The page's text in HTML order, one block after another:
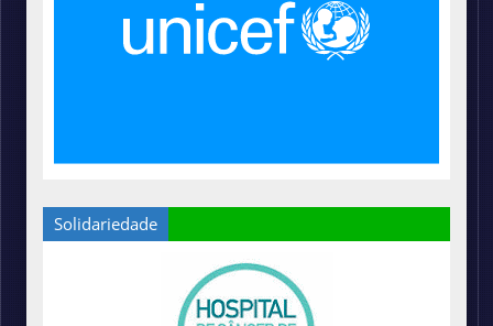
Solidariedade